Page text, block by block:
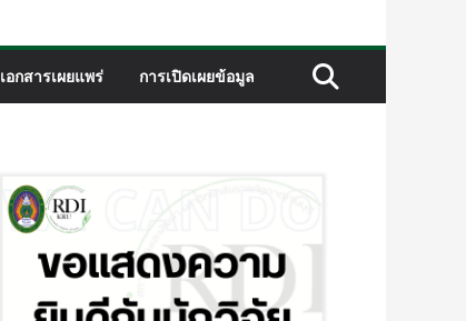
เอกสารเผยแพร่ การเปิดเผยข้อมูล